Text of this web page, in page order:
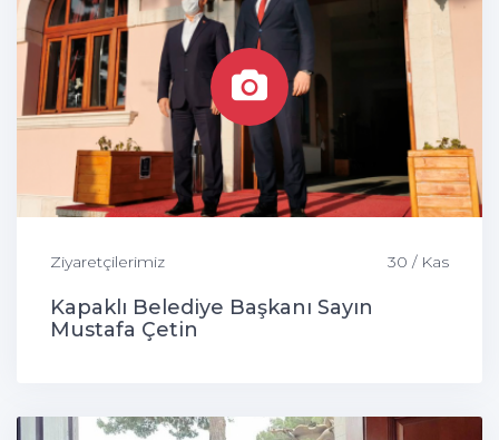
Ziyaretçilerimiz 30 / Kas
Kapaklı Belediye Başkanı Sayın
Mustafa Çetin